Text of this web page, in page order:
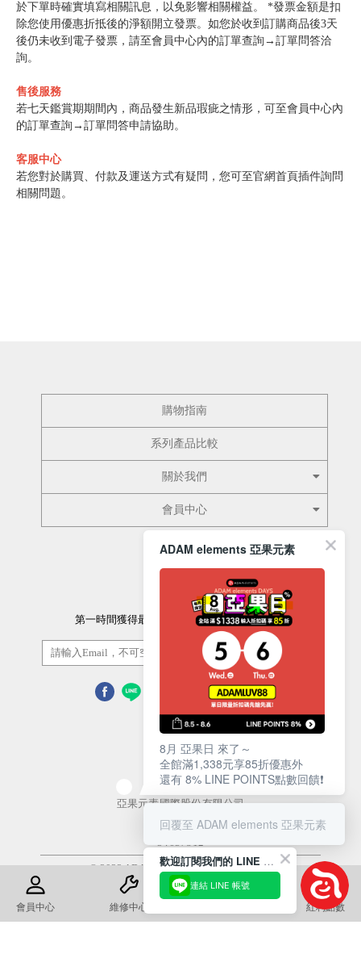
於下單時確實填寫相關訊息，以免影響相關權益。 *發票金額是扣
除您使用優惠折抵後的淨額開立發票。如您於收到訂購商品後3天
後仍未收到電子發票，請至會員中心內的訂單查詢→訂單問答洽
詢。
售後服務
若七天鑑賞期期間內，商品發生新品瑕疵之情形，可至會員中心內
的訂單查詢→訂單問答申請協助。
客服中心
若您對於購買、付款及運送方式有疑問，您可至官網首頁插件詢問
相關問題。
會員中心 維修中心 紅利點數
購物指南
系列產品比較
關於我們
會員中心
第一時間獲得最新的優惠資訊以及最新產品資訊
訂閱/取消
營業人名稱
亞果元素國際股份有限公司
統一編號
54657812
© 2022 ADAM Store. All Rights Reserved
使用條款
隱私權政策
ADAM elements 亞果元素
8月 亞果日 來了～
全館滿1,338元享85折優惠外
還有 8% LINE POINTS點數回饋❗️
回覆至 ADAM elements 亞果元素
歡迎訂閱我們的 LINE 官方帳號
連結 LINE 帳號